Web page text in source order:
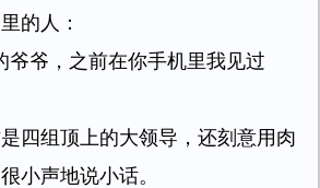
的人：
爷爷，之前在你手机里我见过
四组顶上的大领导，还刻意用肉
小声地说小话。